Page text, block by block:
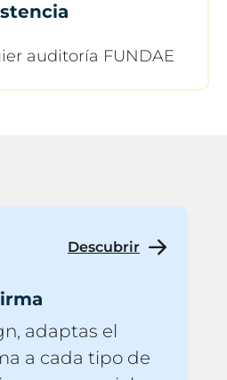
auditoría FUNDAE
Descubrir
adaptas el
a cada tipo de